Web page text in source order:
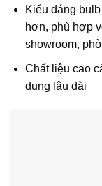
Kiểu dáng
hơn, phù hợp
showroom,
Chất liệu cao
dụng lâu dài